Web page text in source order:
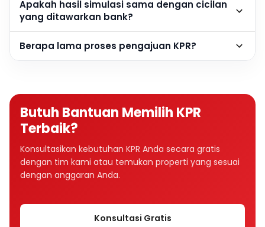
Apakah hasil simulasi sama dengan cicilan
yang ditawarkan bank?
Berapa lama proses pengajuan KPR?
Butuh Bantuan Memilih KPR
Terbaik?
Konsultasikan kebutuhan KPR Anda secara gratis
dengan tim kami atau temukan properti yang sesuai
dengan anggaran Anda.
Konsultasi Gratis